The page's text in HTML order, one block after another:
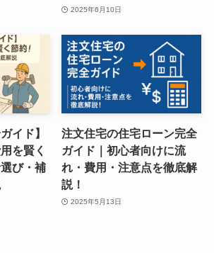
2025年6月10日
イド】
を賢く
び・補
注文住宅の住宅ローン完全
ガイド｜初心者向けに流
れ・費用・注意点を徹底解
説！
2025年5月13日